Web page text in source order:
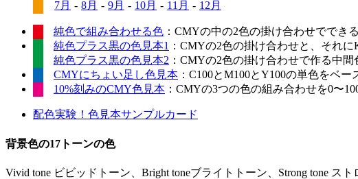
7月 - 8月 - 9月 - 10月 - 11月 - 12月
純色で組み合わせる色 ：CMYの中の2色の掛け合わせででき
純色プラス黒の色見本1 ：CMYの2色の掛け合わせと、それ
純色プラス黒の色見本2 ：CMYの2色の掛け合わせで作る中
CMYにちょい足し色見本 ：C100とM100とY100の単色をベ
10%刻みのCMY色見本 ：CMYの3つの色の組み合わせを0〜
配色実験！色見本サンプルカード
背景色の17トーンの色
Vivid tone ビビッドトーン、Bright toneブライトトーン、Strong tone ス